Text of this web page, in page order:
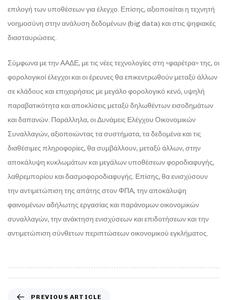
επιλογή των υποθέσεων για έλεγχο. Επίσης, αξιοποιείται η τεχνητή
νοημοσύνη στην ανάλυση δεδομένων (big data) και στις ψηφιακές
διασταυρώσεις.
Σύμφωνα με την ΑΑΔΕ, με τις νέες τεχνολογίες στη «φαρέτρα» της, οι
φορολογικοί έλεγχοι και οι έρευνες θα επικεντρωθούν μεταξύ άλλων
σε κλάδους και επιχειρήσεις με μεγάλο φορολογικό κενό, υψηλή
παραβατικότητα και αποκλίσεις μεταξύ δηλωθέντων εισοδημάτων
και δαπανών. Παράλληλα, οι Δυνάμεις Ελέγχου Οικονομικών
Συναλλαγών, αξιοποιώντας τα συστήματα, τα δεδομένα και τις
διαθέσιμες πληροφορίες, θα συμβάλλουν, μεταξύ άλλων, στην
αποκάλυψη κυκλωμάτων και μεγάλων υποθέσεων φοροδιαφυγής,
λαθρεμπορίου και δασμοφοροδιαφυγής. Επίσης, θα ενισχύσουν
την αντιμετώπιση της απάτης στον ΦΠΑ, την αποκάλυψη
φαινομένων αδήλωτης εργασίας και παράνομων οικονομικών
συναλλαγών, την ανάκτηση ενισχύσεων και επιδοτήσεων και την
αντιμετώπιση σύνθετων περιπτώσεων οικονομικού εγκλήματος.
PREVIOUS ARTICLE